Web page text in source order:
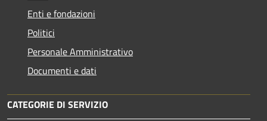
Enti e fondazioni
Politici
Personale Amministrativo
Documenti e dati
CATEGORIE DI SERVIZIO